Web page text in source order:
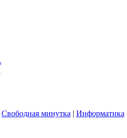
Свободная минутка | Информатика